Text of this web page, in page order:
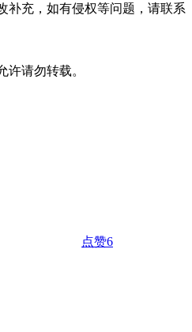
补充，如有侵权等问题，请联系
许请勿转载。
点赞6